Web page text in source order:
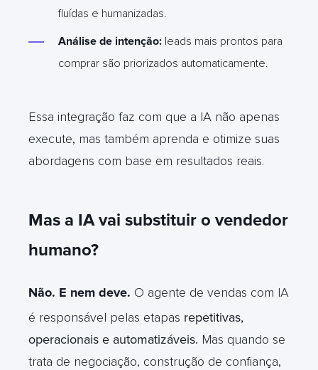
fluídas e humanizadas.
Análise de intenção: leads mais prontos para
comprar são priorizados automaticamente.
Essa integração faz com que a IA não apenas
execute, mas também aprenda e otimize suas
abordagens com base em resultados reais.
Mas a IA vai substituir o vendedor
humano?
Não. E nem deve. O agente de vendas com IA
é responsável pelas etapas repetitivas,
operacionais e automatizáveis. Mas quando se
trata de negociação, construção de confiança,